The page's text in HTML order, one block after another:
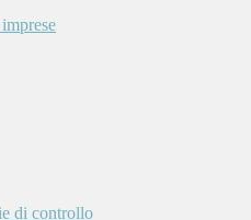
di controllo